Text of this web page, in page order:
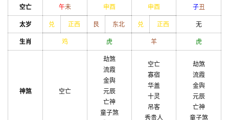
空亡 午未 申酉 申酉 子丑
太岁 兑 正西 艮 东北 兑 正西 无
生肖 鸡 虎 羊 虎
神煞 空亡
劫煞
流霞
金舆
元辰
亡神
童子煞
空亡
寡宿
华盖
十灵
吊客
秀贵人
劫煞
流霞
金舆
元辰
亡神
童子煞